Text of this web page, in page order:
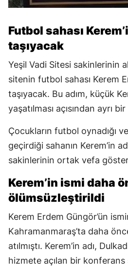
Futbol sahası
taşıyacak
Yeşil Vadi Sitesi sakinlerinin
sitenin futbol sahası Kerem
taşıyacak. Bu adım, küçük
yaşatılması açısından ayrı
Çocukların futbol oynadığı
geçirdiği sahanın Kerem’in
sakinlerinin ortak vefa
Kerem’in ismi daha
ölümsüzleştirildi
Kerem Erdem Güngör’ün
Kahramanmaraş’ta daha
atılmıştı. Kerem’in adı,
hizmete açılan bir